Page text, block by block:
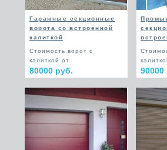
80000 руб.
Гаражные секционные
ворота со встроенной
калиткой
Стоимость ворот с
калиткой от
90000